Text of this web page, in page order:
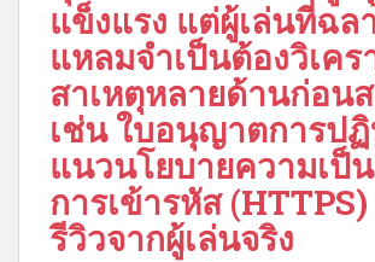
แข็งแรง แต่ผู้เล่นที่ฉล
แหลมจำเป็นต้องวิเคร
สาเหตุหลายด้านก่อน
เช่น ใบอนุญาตการป
แนวนโยบายความเป็
การเข้ารหัส
รีวิวจากผู้เล่นจริง